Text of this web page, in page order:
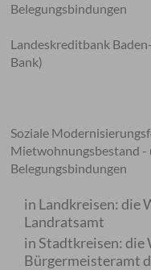
Belegungsbindungen
Landeskreditbank
Bank)
Soziale
Mietwohnungsbestand
Belegungsbindungen
in Landkreisen: die
Landratsamt
in Stadtkreisen:
Bürgermeisteramt